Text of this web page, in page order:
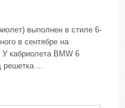
выполнен в стиле 6-
в сентябре на
кабриолета BMW 6
решетка ...